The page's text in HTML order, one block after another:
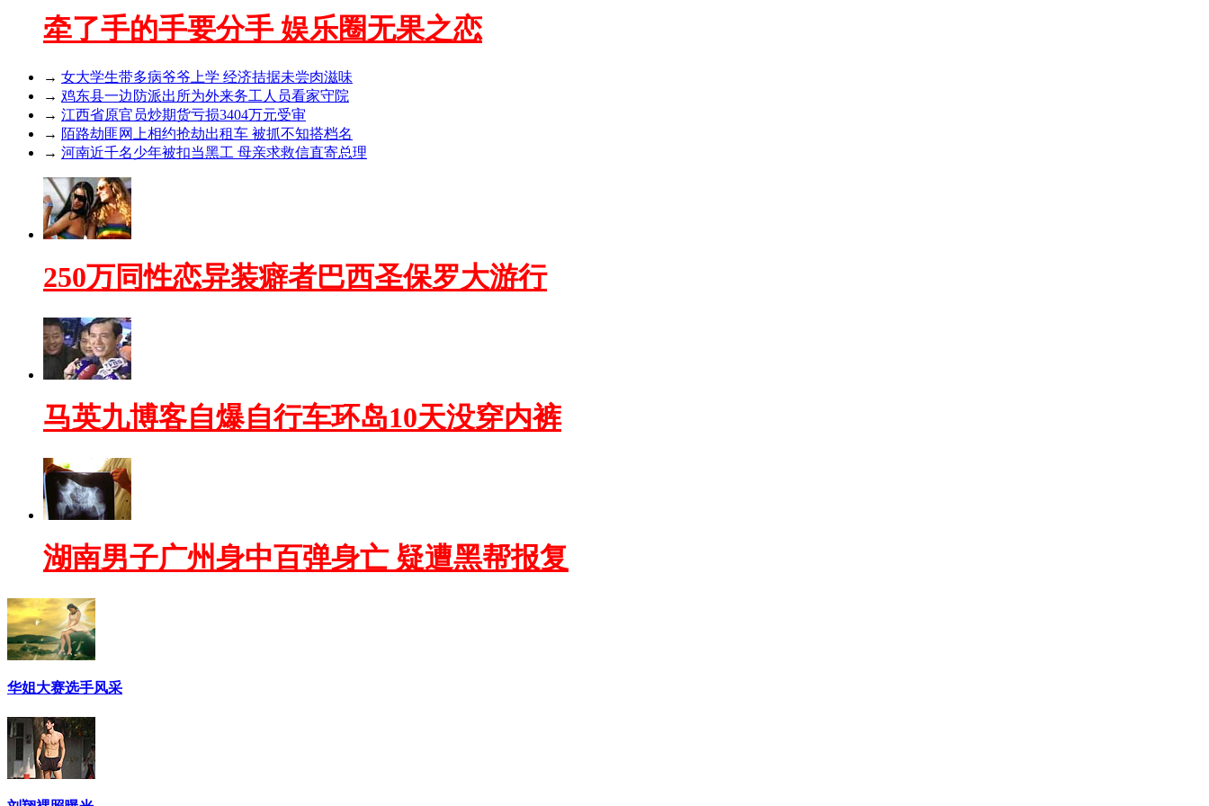
牵了手的手要分手 娱乐圈无果之恋
→ 女大学生带多病爷爷上学 经济拮据未尝肉滋味
→ 鸡东县一边防派出所为外来务工人员看家守院
→ 江西省原官员炒期货亏损3404万元受审
→ 陌路劫匪网上相约抢劫出租车 被抓不知搭档名
→ 河南近千名少年被扣当黑工 母亲求救信直寄总理
250万同性恋异装癖者巴西圣保罗大游行
马英九博客自爆自行车环岛10天没穿内裤
湖南男子广州身中百弹身亡 疑遭黑帮报复
华姐大赛选手风采